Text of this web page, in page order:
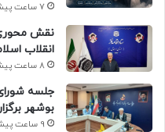
7 ساعت پیش
نقش محوری
انقلاب
8 ساعت پیش
جلسه
بوشهر
9 ساعت پیش